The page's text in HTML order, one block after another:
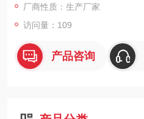
厂商性质：生产厂家
访问量：109
产品咨询